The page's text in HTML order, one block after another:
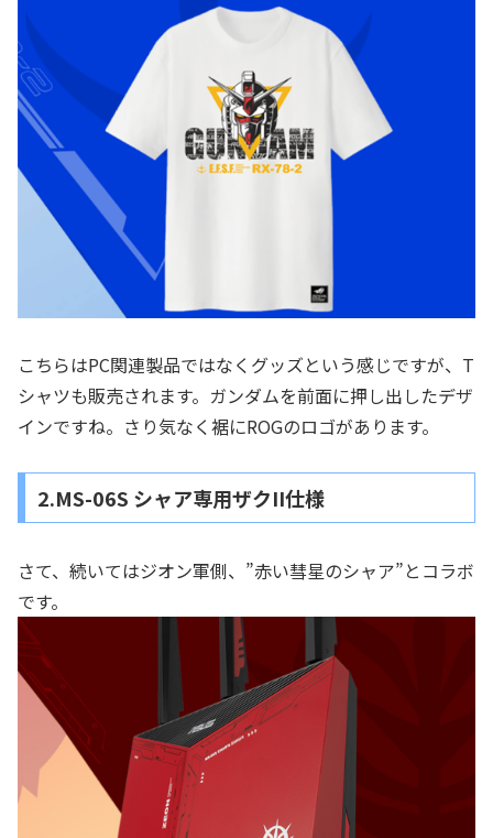
こちらはPC関連製品ではなくグッズという感じですが、T
シャツも販売されます。ガンダムを前面に押し出したデザ
インですね。さり気なく裾にROGのロゴがあります。
2.MS-06S シャア専用ザクII仕様
さて、続いてはジオン軍側、”赤い彗星のシャア”とコラボ
です。